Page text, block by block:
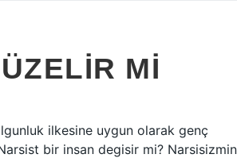
MI
ilkesine uygun olarak genç
bir insan degisir mi?